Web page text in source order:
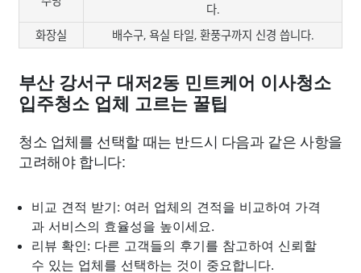
다.
화장실
배수구, 욕실 타일, 환풍구까지 신경 씁니다.
부산 강서구 대저2동 민트케어 이사청소
입주청소 업체 고르는 꿀팁
청소 업체를 선택할 때는 반드시 다음과 같은 사항을
고려해야 합니다:
비교 견적 받기: 여러 업체의 견적을 비교하여 가격
과 서비스의 효율성을 높이세요.
리뷰 확인: 다른 고객들의 후기를 참고하여 신뢰할
수 있는 업체를 선택하는 것이 중요합니다.